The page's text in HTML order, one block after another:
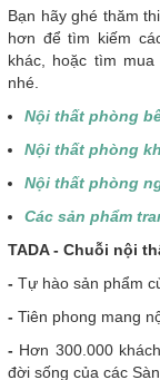
Bạn hãy ghé thăm
hơn để tìm kiếm
khác, hoặc tìm
nhé.
Nội thất phòng
Nội thất phòng
Nội thất phòng
Các sản phẩm
TADA - Chuỗi nội
- Tự hào sản phẩm
- Tiên phong mang
- Hơn 300.000
đời sống của các